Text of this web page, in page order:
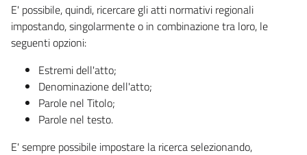
E' possibile, quindi, ricercare gli atti normativi regionali
impostando, singolarmente o in combinazione tra loro, le
seguenti opzioni:
Estremi dell'atto;
Denominazione dell'atto;
Parole nel Titolo;
Parole nel testo.
E' sempre possibile impostare la ricerca selezionando,